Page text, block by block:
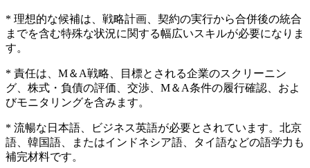
* 理想的な候補は、戦略計画、契約の実行から合併後の統合
までを含む特殊な状況に関する幅広いスキルが必要になりま
す。
* 責任は、M＆A戦略、目標とされる企業のスクリーニン
グ、株式・負債の評価、交渉、M＆A条件の履行確認、およ
びモニタリングを含みます。
* 流暢な日本語、ビジネス英語が必要とされています。北京
語、韓国語、またはインドネシア語、タイ語などの語学力も
補完材料です。